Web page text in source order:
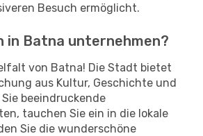
Besuch ermöglicht.
in Batna unternehmen?
von Batna! Die Stadt bietet
aus Kultur, Geschichte und
beeindruckende
tauchen Sie ein in die lokale
Sie die wunderschöne